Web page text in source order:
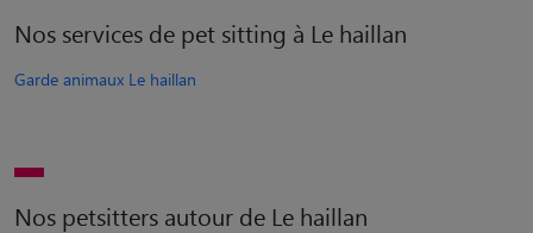
Nos services de pet sitting à Le haillan
Garde animaux Le haillan
Nos petsitters autour de Le haillan